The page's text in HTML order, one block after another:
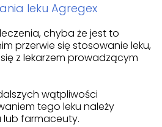
leku Agregex
chyba że jest to
przerwie się stosowanie leku,
z lekarzem prowadzącym
wątpliwości
tego leku należy
lub farmaceuty.